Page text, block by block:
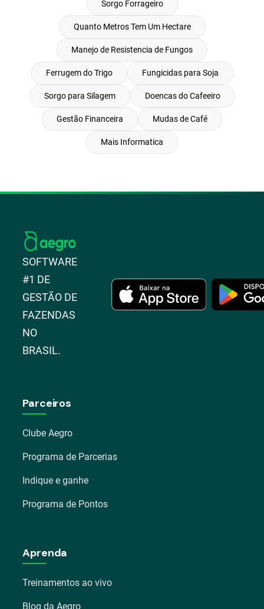
Sorgo Forrageiro
Quanto Metros Tem Um Hectare
Manejo de Resistencia de Fungos
Ferrugem do Trigo Fungicidas para Soja
Sorgo para Silagem Doencas do Cafeeiro
Gestão Financeira Mudas de Café
Mais Informatica
SOFTWARE
#1 DE
GESTÃO DE
FAZENDAS
NO
BRASIL.
Parceiros
Clube Aegro
Programa de Parcerias
Indique e ganhe
Programa de Pontos
Aprenda
Treinamentos ao vivo
Blog da Aegro